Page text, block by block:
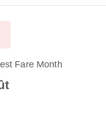
Fare Month